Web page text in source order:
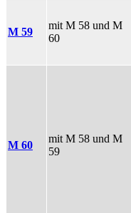
M 59
mit M 58 und M
60
M 60
mit M 58 und M
59